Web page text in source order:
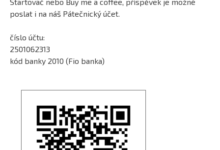
poslat i na náš Pátečnický účet.
číslo účtu:
2501062313
kód banky 2010 (Fio banka)